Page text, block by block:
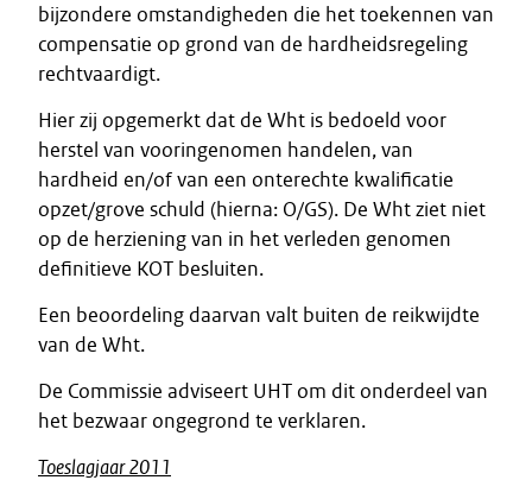
bijzondere omstandigheden die het toekennen van
compensatie op grond van de hardheidsregeling
rechtvaardigt.
Hier zij opgemerkt dat de Wht is bedoeld voor
herstel van vooringenomen handelen, van
hardheid en/of van een onterechte kwalificatie
opzet/grove schuld (hierna: O/GS). De Wht ziet niet
op de herziening van in het verleden genomen
definitieve KOT besluiten.
Een beoordeling daarvan valt buiten de reikwijdte
van de Wht.
De Commissie adviseert UHT om dit onderdeel van
het bezwaar ongegrond te verklaren.
Toeslagjaar 2011